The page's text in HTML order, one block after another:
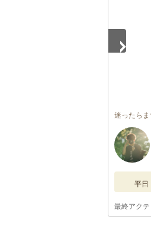
迷ったら
平日
最終アク